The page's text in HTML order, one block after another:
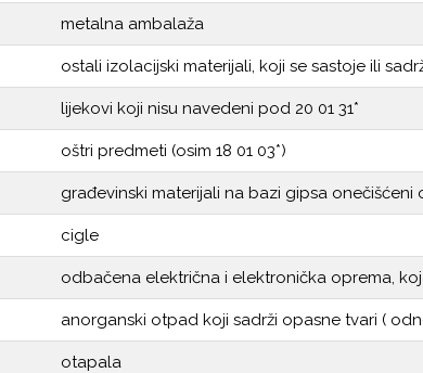
metalna ambalaža
ostali izolacijski materijali, koji se sastoje ili
lijekovi koji nisu navedeni pod 20 01 31*
oštri predmeti (osim 18 01 03*)
građevinski materijali na bazi gipsa onečišćeni
cigle
odbačena električna i elektronička oprema,
anorganski otpad koji sadrži opasne tvari (
otapala